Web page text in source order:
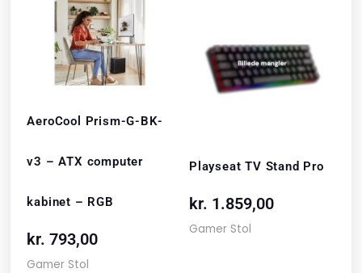
AeroCool Prism-G-BK-
v3 – ATX computer
kabinet – RGB
kr. 793,00
Gamer Stol
Playseat TV Stand Pro
kr. 1.859,00
Gamer Stol